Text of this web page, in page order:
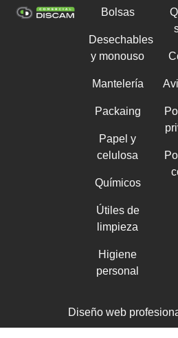
Bolsas
Desechables
y monouso
Mantelería
Packaing
Papel y
celulosa
Químicos
Útiles de
limpieza
Higiene
personal
Diseño web